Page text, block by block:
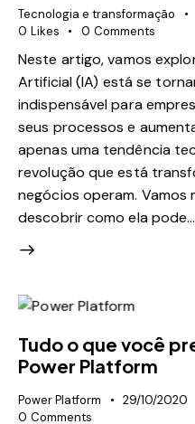
Tecnologia e transformação
0 Likes 0 Comments
Neste artigo, vamos
Artificial (IA) está se
indispensável para
seus processos e
apenas uma tendência
revolução que está
negócios operam. Vamos
descobrir como ela pode…
Tudo o que você
Power Platform
Power Platform 29/10/2020
0 Comments